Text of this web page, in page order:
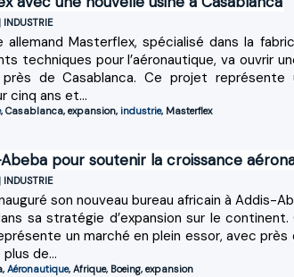
| INDUSTRIE
allemand Masterflex, spécialisé dans la
techniques pour l’aéronautique, va ouvrir
près de Casablanca. Ce projet
cinq ans et...
, Casablanca, expansion, industrie, Masterflex
pour soutenir la croissance
| INDUSTRIE
son nouveau bureau africain à Addis-
sa stratégie d’expansion sur le
un marché en plein essor, avec
de...
, Aéronautique, Afrique, Boeing, expansion